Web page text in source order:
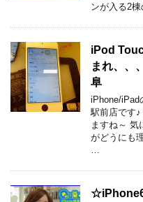
ンが入る2
iPod
まれ、、
阜
iPhone/iPad
駅前店です
ますね～ 気
がどうにも
☆iPhone6